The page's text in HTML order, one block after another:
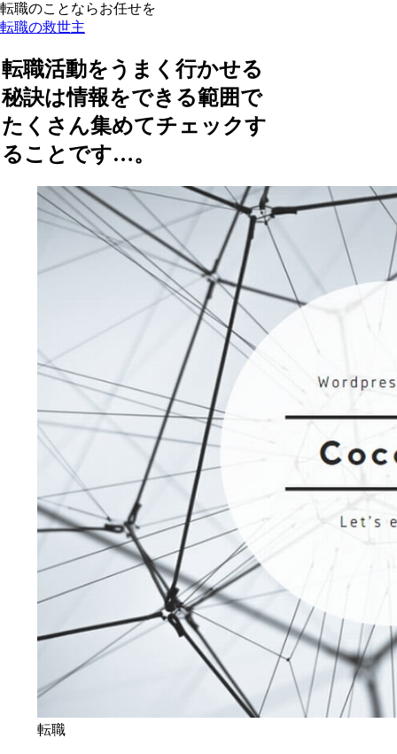
転職のことならお任せを
転職の救世主
転職活動をうまく行かせる
秘訣は情報をできる範囲で
たくさん集めてチェックす
ることです…。
転職